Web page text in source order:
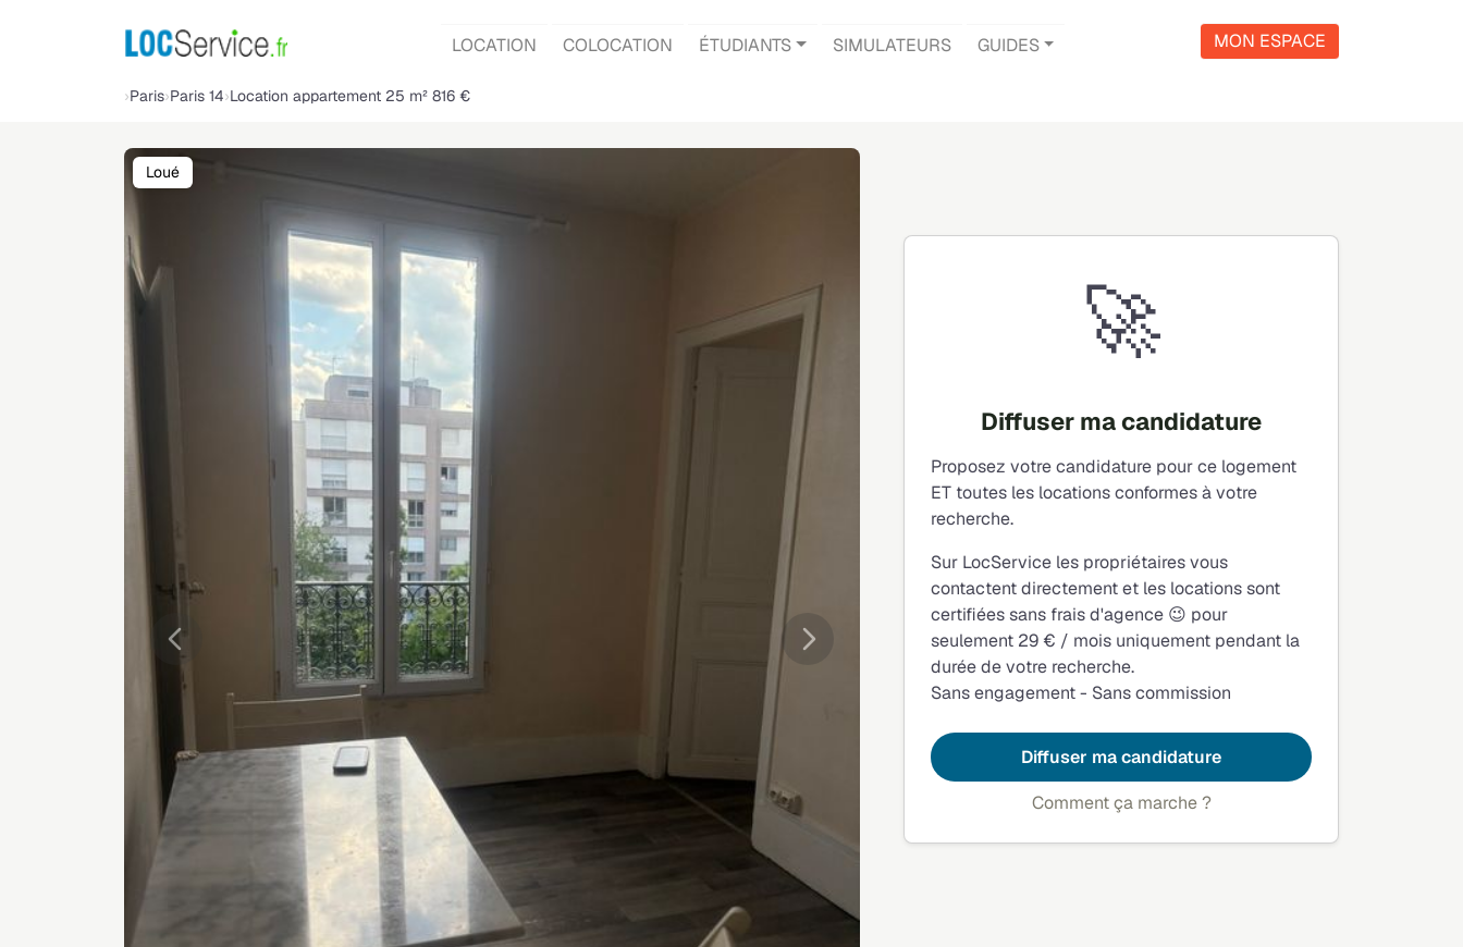
LOCATION COLOCATION ÉTUDIANTS SIMULATEURS GUIDES MON ESPACE
Paris Paris 14 Location appartement 25 m² 816 €
Précédente Suivante
Loué
🚀
Diffuser ma candidature
Proposez votre candidature pour ce logement
ET toutes les locations conformes à votre
recherche.
Sur LocService les propriétaires vous
contactent directement et les locations sont
certifiées sans frais d'agence 😉 pour
seulement 29 € / mois uniquement pendant la
durée de votre recherche.
Sans engagement - Sans commission
Diffuser ma candidature
Comment ça marche ?